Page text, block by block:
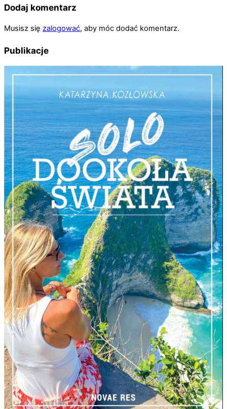
Dodaj komentarz
Musisz się zalogować, aby móc dodać komentarz.
Publikacje